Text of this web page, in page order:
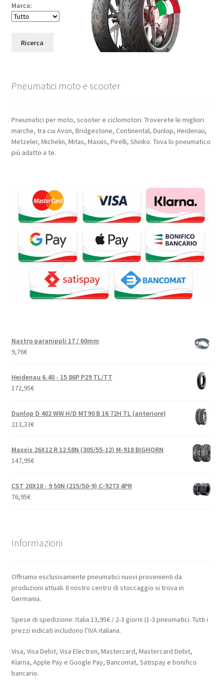
Marca:
Ricerca
Pneumatici moto e scooter
Pneumatici per moto, scooter e ciclomotori. Troverete le migliori
marche, tra cui Avon, Bridgestone, Continental, Dunlop, Heidenau,
Metzeler, Michelin, Mitas, Maxxis, Pirelli, Shinko. Tova lo pneumatico
più adatto a te.
Nastro paranippli 17 / 60mm
9,76€
Heidenau 6.40 - 15 86P P29 TL/TT
172,95€
Dunlop D 402 WW H/D MT90 B 16 72H TL (anteriore)
213,33€
Maxxis 26X12 R 12 58N (305/55-12) M-918 BIGHORN
147,95€
CST 20X10 - 9 50N (215/50-9) C-9273 4PR
76,95€
Informazioni
Offriamo esclusivamente pneumatici nuovi provenienti da
produzioni attuali. Il nostro centro di stoccaggio si trova in
Germania.
Spese di spedizione: Italia 13,95€ / 2-3 giorni (1-3 pneumatici. Tutti i
prezzi indicati includono l’IVA italiana.
Visa, Visa Debit, Visa Electron, Mastercard, Mastercard Debit,
Klarna, Apple Pay e Google Pay, Bancomat, Satispay e bonifico
bancario.